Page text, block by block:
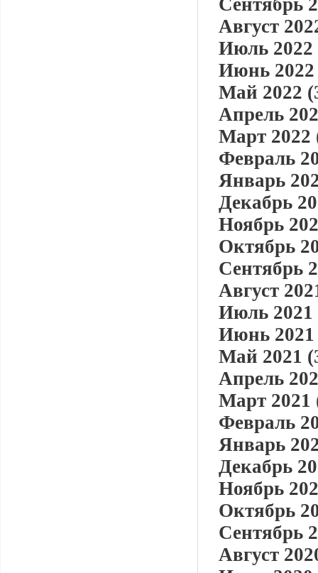
Сентябрь
Август
Июль 2022
Июнь 2022
Май 2022
Апрель
Март 2022
Февраль
Январь
Декабрь
Ноябрь
Октябрь
Сентябрь
Август
Июль 2021
Июнь 2021
Май 2021
Апрель
Март 2021
Февраль
Январь
Декабрь
Ноябрь
Октябрь
Сентябрь
Август